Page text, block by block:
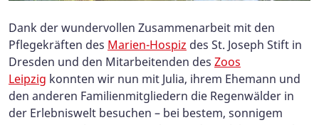
Dank der wundervollen Zusammenarbeit mit den
Pflegekräften des Marien-Hospiz des St. Joseph Stift in
Dresden und den Mitarbeitenden des Zoos
Leipzig konnten wir nun mit Julia, ihrem Ehemann und
den anderen Familienmitgliedern die Regenwälder in
der Erlebniswelt besuchen – bei bestem, sonnigem